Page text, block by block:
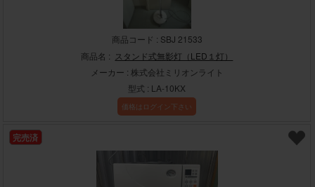
商品コード : SBJ 21533
商品名 : スタンド式無影灯（LED１灯）
メーカー : 株式会社ミリオンライト
型式 : LA-10KX
価格はログイン下さい
完売済